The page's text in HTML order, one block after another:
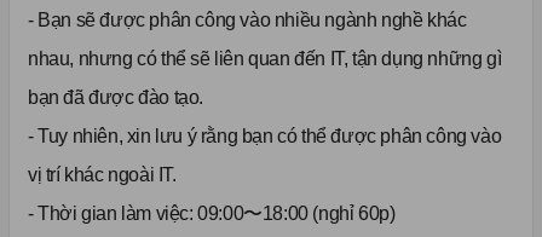
- Bạn sẽ được phân công vào nhiều ngành nghề khác
nhau, nhưng có thể sẽ liên quan đến IT, tận dụng những gì
bạn đã được đào tạo.
- Tuy nhiên, xin lưu ý rằng bạn có thể được phân công vào
vị trí khác ngoài IT.
- Thời gian làm việc: 09:00〜18:00 (nghỉ 60p)